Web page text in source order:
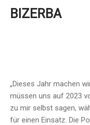
BIZERBA
„Dieses Jahr machen
müssen uns auf 2023
zu mir selbst sagen,
für einen Einsatz. Die